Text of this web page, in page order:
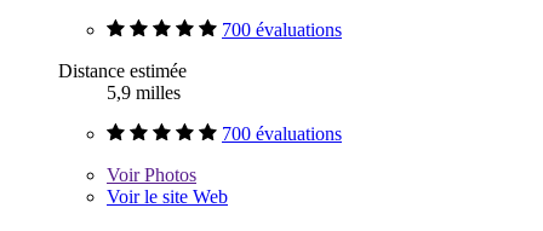
700 évaluations
Distance estimée
5,9 milles
700 évaluations
VoirPhotos
Voir le site Web